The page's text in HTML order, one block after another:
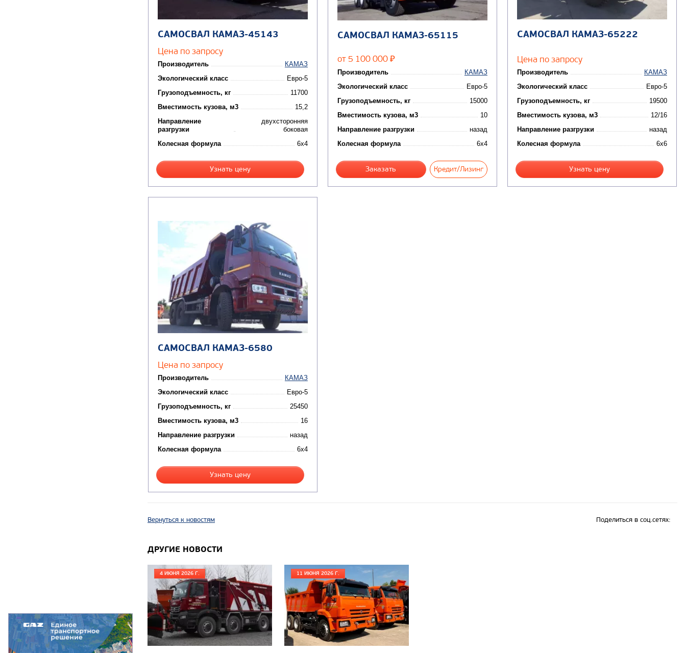
САМОСВАЛ КАМАЗ-45143
Цена по запросу
Производитель
КАМАЗ
Экологический класс
Евро-5
Грузоподъемность, кг
11700
Вместимость кузова, м3
15,2
Направление
разгрузки
двухсторонняя
боковая
Колесная формула
6x4
Узнать цену
САМОСВАЛ КАМАЗ-65115
от 5 100 000 ₽
Производитель
КАМАЗ
Экологический класс
Евро-5
Грузоподъемность, кг
15000
Вместимость кузова, м3
10
Направление разгрузки
назад
Колесная формула
6x4
Заказать Кредит/Лизинг
САМОСВАЛ КАМАЗ-65222
Цена по запросу
Производитель
КАМАЗ
Экологический класс
Евро-5
Грузоподъемность, кг
19500
Вместимость кузова, м3
12/16
Направление разгрузки
назад
Колесная формула
6x6
Узнать цену
САМОСВАЛ КАМАЗ-6580
Цена по запросу
Производитель
КАМАЗ
Экологический класс
Евро-5
Грузоподъемность, кг
25450
Вместимость кузова, м3
16
Направление разгрузки
назад
Колесная формула
6x4
Узнать цену
Вернуться к новостям Поделиться в соц.сетях:
ДРУГИЕ НОВОСТИ
4 ИЮНЯ 2026 Г. 11 ИЮНЯ 2026 Г.